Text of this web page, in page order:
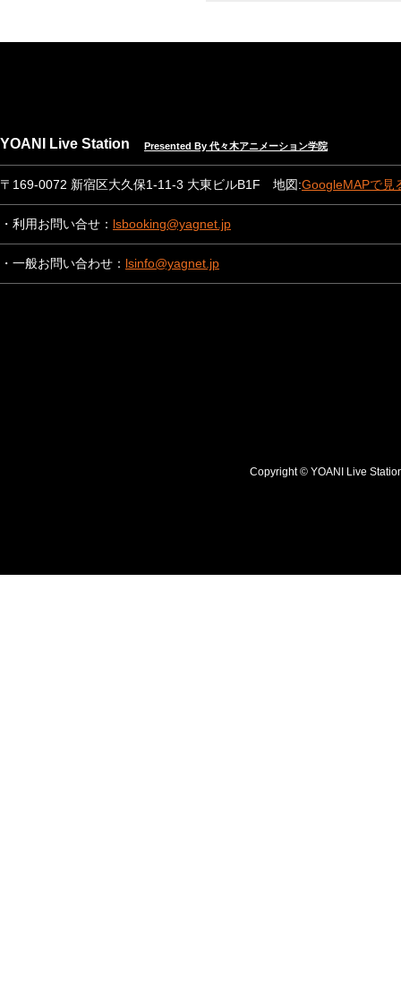
YOANI Live Station Presented By 代々木アニメーション学院
〒169-0072 新宿区大久保1-11-3 大東ビルB1F 地図:GoogleMAPで見
・利用お問い合せ： lsbooking@yagnet.jp
・一般お問い合わせ： lsinfo@yagnet.jp
Copyright © YOANI Live